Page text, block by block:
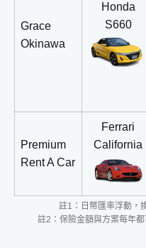
Grace
Okinawa
Honda
S660
Premium
Rent A Car
Ferrari
California
註1：日幣匯率浮動，
註2：保險金額與方案每年